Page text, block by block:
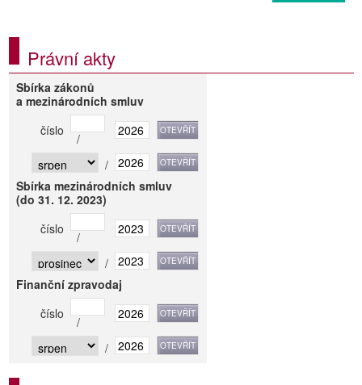
Právní akty
Sbírka zákonů
a mezinárodních smluv
číslo
/
/
Sbírka mezinárodních smluv
(do 31. 12. 2023)
číslo
/
/
Finanční zpravodaj
číslo
/
/